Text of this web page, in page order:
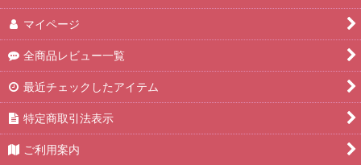
マイページ
全商品レビュー一覧
最近チェックしたアイテム
特定商取引法表示
ご利用案内